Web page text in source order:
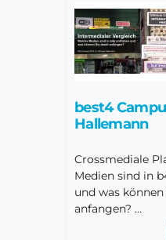
best4
Hallemann
Crossmediale
Medien sind in
und was
anfangen? …